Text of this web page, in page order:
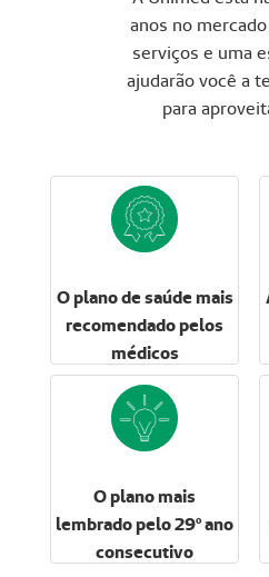
anos no
serviços e uma
ajudarão você a
para
O plano de saúde mais
recomendado pelos
médicos
O plano mais
lembrado pelo 29º ano
consecutivo